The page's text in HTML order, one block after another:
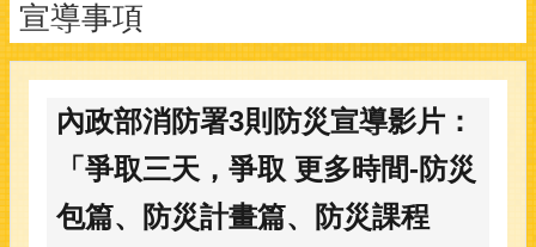
宣導事項
內政部消防署3則防災宣導影片：
「爭取三天，爭取 更多時間-防災
包篇、防災計畫篇、防災課程